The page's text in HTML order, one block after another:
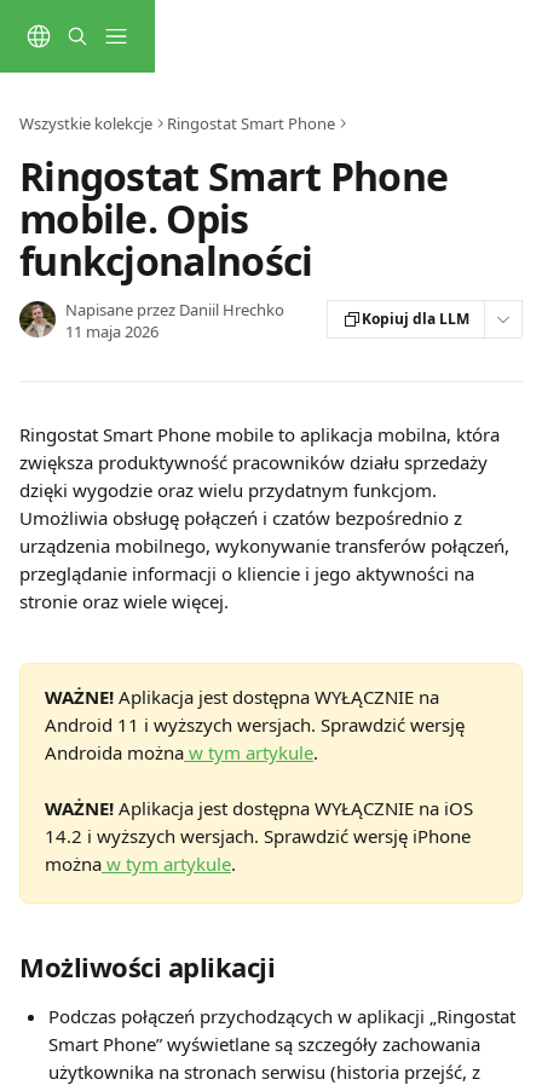
Wszystkie kolekcje Ringostat Smart Phone
Ringostat Smart Phone
mobile. Opis
funkcjonalności
Napisane przez Daniil Hrechko
11 maja 2026
Kopiuj dla LLM
Ringostat Smart Phone mobile to aplikacja mobilna, która
zwiększa produktywność pracowników działu sprzedaży
dzięki wygodzie oraz wielu przydatnym funkcjom.
Umożliwia obsługę połączeń i czatów bezpośrednio z
urządzenia mobilnego, wykonywanie transferów połączeń,
przeglądanie informacji o kliencie i jego aktywności na
stronie oraz wiele więcej.
WAŻNE! Aplikacja jest dostępna WYŁĄCZNIE na
Android 11 i wyższych wersjach. Sprawdzić wersję
Androida można w tym artykule.
WAŻNE! Aplikacja jest dostępna WYŁĄCZNIE na iOS
14.2 i wyższych wersjach. Sprawdzić wersję iPhone
można w tym artykule.
Możliwości aplikacji
Podczas połączeń przychodzących w aplikacji „Ringostat
Smart Phone” wyświetlane są szczegóły zachowania
użytkownika na stronach serwisu (historia przejść, z